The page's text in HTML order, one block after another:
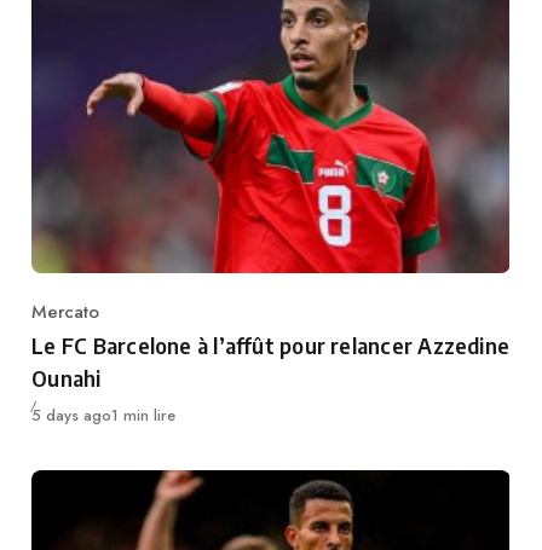
Category
Mercato
Le FC Barcelone à l’affût pour relancer Azzedine
Ounahi
Publié
5 days ago1 min lire